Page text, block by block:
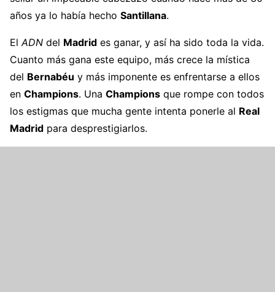
años ya lo había hecho Santillana.
El ADN del Madrid es ganar, y así ha sido toda la vida.
Cuanto más gana este equipo, más crece la mística
del Bernabéu y más imponente es enfrentarse a ellos
en Champions. Una Champions que rompe con todos
los estigmas que mucha gente intenta ponerle al Real
Madrid para desprestigiarlos.